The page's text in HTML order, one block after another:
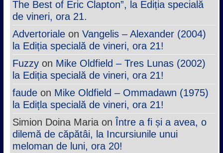
The Best of Eric Clapton”, la Ediția specială
de vineri, ora 21.
Advertorialeon Vangelis – Alexander (2004)
la Ediția specială de vineri, ora 21!
Fuzzyon Mike Oldfield – Tres Lunas (2002)
la Ediția specială de vineri, ora 21!
faudeon Mike Oldfield – Ommadawn (1975)
la Edițla specială de vineri, ora 21!
Simion Doina MariaonÎntre a fi și a avea, o
dilemă de căpătâi, la Incursiunile unui
meloman de luni, ora 20!